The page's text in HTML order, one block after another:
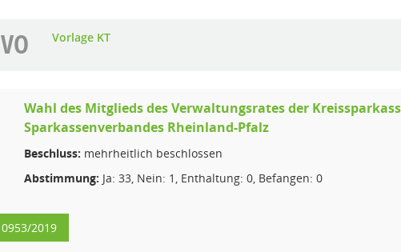
VO Vorlage KT
Wahl des Mitglieds des Verwaltungsrates der
Sparkassenverbandes Rheinland-Pfalz
Beschluss: mehrheitlich beschlossen
Abstimmung: Ja: 33, Nein: 1, Enthaltung: 0, Befangen: 0
0953/2019